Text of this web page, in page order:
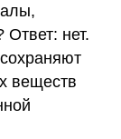
нет.
веществ